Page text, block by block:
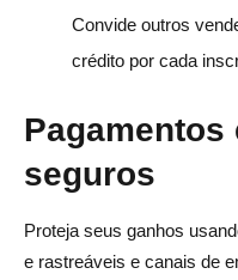
Convide outros
crédito por cada
Pagamentos
seguros
Proteja seus ganhos
e rastreáveis e canais de